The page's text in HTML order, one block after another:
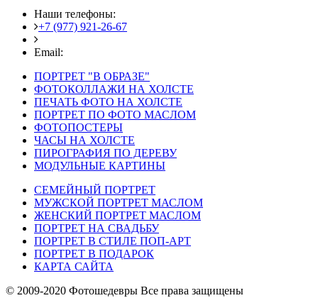
Наши телефоны:
+7 (977) 921-26-67
Email:
ПОРТРЕТ "В ОБРАЗЕ"
ФОТОКОЛЛАЖИ НА ХОЛСТЕ
ПЕЧАТЬ ФОТО НА ХОЛСТЕ
ПОРТРЕТ ПО ФОТО МАСЛОМ
ФОТОПОСТЕРЫ
ЧАСЫ НА ХОЛСТЕ
ПИРОГРАФИЯ ПО ДЕРЕВУ
МОДУЛЬНЫЕ КАРТИНЫ
СЕМЕЙНЫЙ ПОРТРЕТ
МУЖСКОЙ ПОРТРЕТ МАСЛОМ
ЖЕНСКИЙ ПОРТРЕТ МАСЛОМ
ПОРТРЕТ НА СВАДЬБУ
ПОРТРЕТ В СТИЛЕ ПОП-АРТ
ПОРТРЕТ В ПОДАРОК
КАРТА САЙТА
© 2009-2020 Фотошедевры Все права защищены